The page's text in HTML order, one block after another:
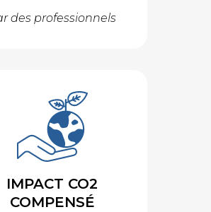
des professionnels
IMPACT CO2
COMPENSÉ